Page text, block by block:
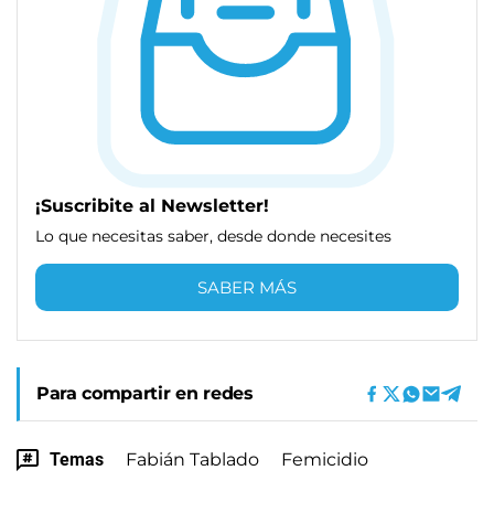
¡Suscribite al Newsletter!
Lo que necesitas saber, desde donde necesites
SABER MÁS
Para compartir en redes
Temas Fabián Tablado Femicidio